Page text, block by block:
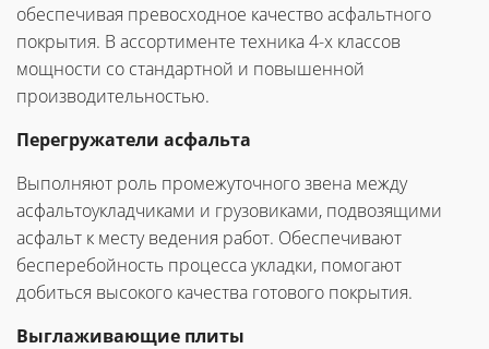
обеспечивая превосходное качество асфальтного
покрытия. В ассортименте техника 4-х классов
мощности со стандартной и повышенной
производительностью.
Перегружатели асфальта
Выполняют роль промежуточного звена между
асфальтоукладчиками и грузовиками, подвозящими
асфальт к месту ведения работ. Обеспечивают
бесперебойность процесса укладки, помогают
добиться высокого качества готового покрытия.
Выглаживающие плиты